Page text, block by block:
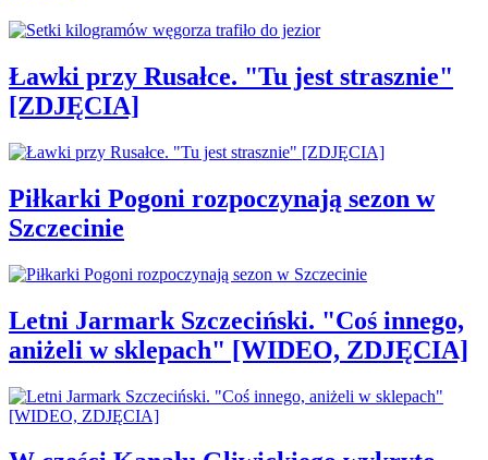
Ławki przy Rusałce. "Tu jest strasznie"
[ZDJĘCIA]
Piłkarki Pogoni rozpoczynają sezon w
Szczecinie
Letni Jarmark Szczeciński. "Coś innego,
aniżeli w sklepach" [WIDEO, ZDJĘCIA]